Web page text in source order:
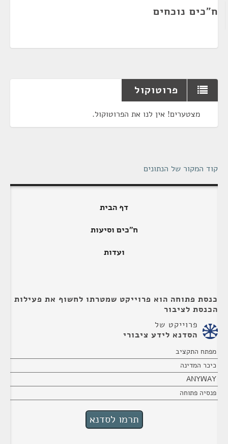
ח"כים נוכחים
פרוטוקול
מצטערים! אין לנו את הפרוטוקול.
קוד המקור של הנתונים
דף הבית
ח"כים וסיעות
ועדות
כנסת פתוחה הוא פרוייקט שמטרתו לחשוף את פעילות
הכנסת לציבור
פרוייקט של
הסדנא לידע ציבורי
מפתח התקציב
כיכר המדינה
ANYWAY
פנסיה פתוחה